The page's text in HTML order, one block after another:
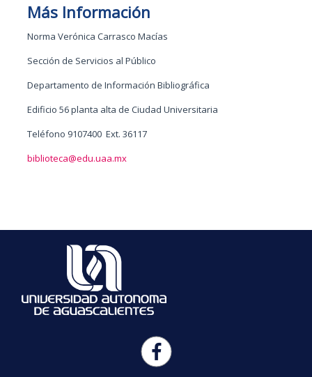
Más Información
Norma Verónica Carrasco Macías
Sección de Servicios al Público
Departamento de Información Bibliográfica
Edificio 56 planta alta de Ciudad Universitaria
Teléfono 9107400 Ext. 36117
biblioteca@edu.uaa.mx